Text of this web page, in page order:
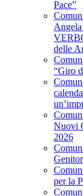
Pace”
delle
“Giro
Nuovi
2026
per la